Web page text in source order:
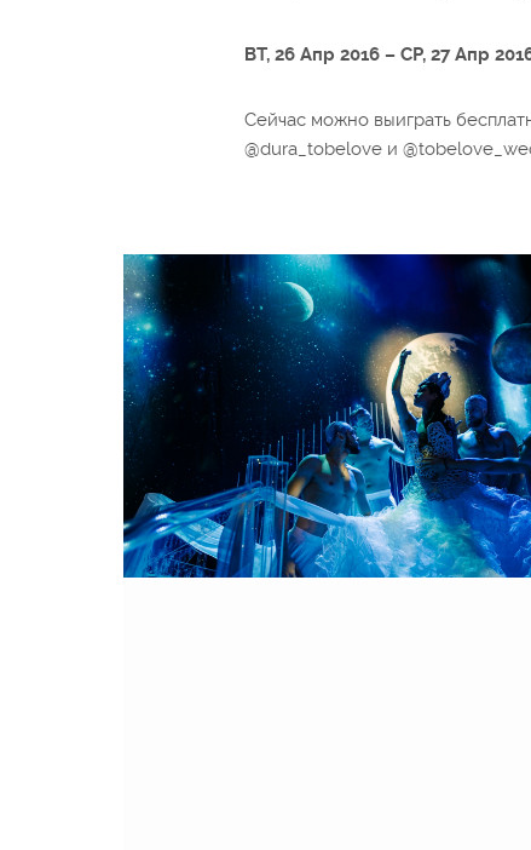
ВТ, 26 Апр 2016 – СР, 27 Апр
Сейчас можно выиграть
@dura_tobelove и